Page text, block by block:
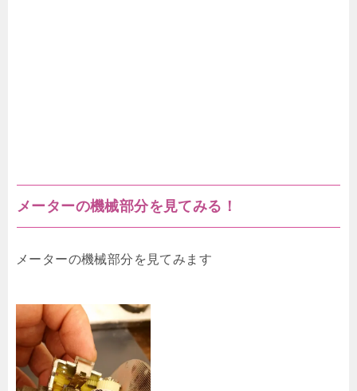
メーターの機械部分を見てみる！
メーターの機械部分を見てみます